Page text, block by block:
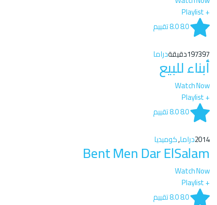
+ Playlist
8.0
8.0تقييم
197397دقيقة دراما
أبناء للبيع
Watch Now
+ Playlist
8.0
8.0تقييم
2014دراما,كوميديا
Bent Men Dar ElSalam
Watch Now
+ Playlist
8.0
8.0تقييم